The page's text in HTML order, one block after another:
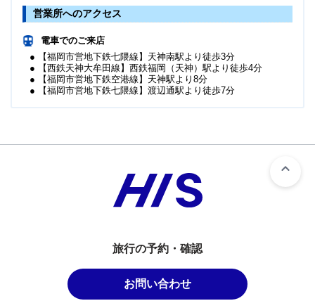
営業所へのアクセス
電車でのご来店
● 【福岡市営地下鉄七隈線】天神南駅より徒歩3分
● 【西鉄天神大牟田線】西鉄福岡（天神）駅より徒歩4分
● 【福岡市営地下鉄空港線】天神駅より8分
● 【福岡市営地下鉄七隈線】渡辺通駅より徒歩7分
旅行の予約・確認
お問い合わせ